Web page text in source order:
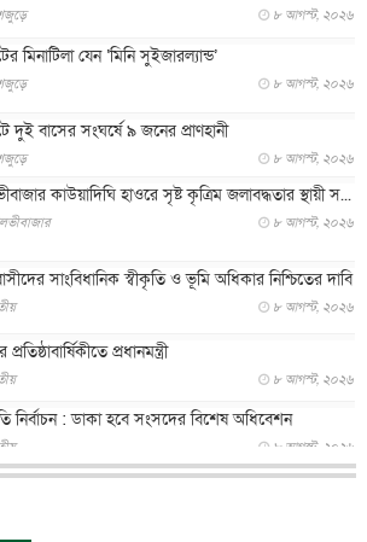
৮ আগস্ট, ২০২৬
মিনাটিলা যেন ‘মিনি সুইজারল্যান্ড’
৮ আগস্ট, ২০২৬
দুই বাসের সংঘর্ষে ৯ জনের প্রাণহানী
৮ আগস্ট, ২০২৬
কাউয়াদিঘি হাওরে সৃষ্ট কৃত্রিম জলাবদ্ধতার স্থায়ী স...
৮ আগস্ট, ২০২৬
সাংবিধানিক স্বীকৃতি ও ভূমি অধিকার নিশ্চিতের দাবি
৮ আগস্ট, ২০২৬
প্রতিষ্ঠাবার্ষিকীতে প্রধানমন্ত্রী
৮ আগস্ট, ২০২৬
নির্বাচন : ডাকা হবে সংসদের বিশেষ অধিবেশন
৮ আগস্ট, ২০২৬
সঙ্গে সাক্ষাতে খুদে শিল্পী অনুশ্রী রায়ের স্বপ...